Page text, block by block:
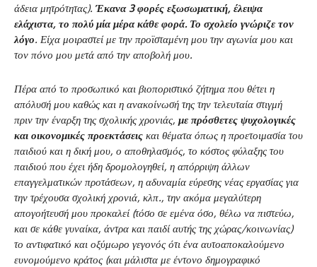
άδεια μητρότητας). Έκανα 3 φορές εξωσωματική, έλειψα
ελάχιστα, το πολύ μία μέρα κάθε φορά. Το σχολείο γνώριζε τον
λόγο. Είχα μοιραστεί με την προϊσταμένη μου την αγωνία μου και
τον πόνο μου μετά από την αποβολή μου.
Πέρα από το προσωπικό και βιοποριστικό ζήτημα που θέτει η
απόλυσή μου καθώς και η ανακοίνωσή της την τελευταία στιγμή
πριν την έναρξη της σχολικής χρονιάς, με πρόσθετες ψυχολογικές
και οικονομικές προεκτάσεις και θέματα όπως η προετοιμασία του
παιδιού και η δική μου, ο αποθηλασμός, το κόστος φύλαξης του
παιδιού που έχει ήδη δρομολογηθεί, η απόρριψη άλλων
επαγγελματικών προτάσεων, η αδυναμία εύρεσης νέας εργασίας για
την τρέχουσα σχολική χρονιά, κλπ., την ακόμα μεγαλύτερη
απογοήτευσή μου προκαλεί (τόσο σε εμένα όσο, θέλω να πιστεύω,
και σε κάθε γυναίκα, άντρα και παιδί αυτής της χώρας/κοινωνίας)
το αντιφατικό και οξύμωρο γεγονός ότι ένα αυτοαποκαλούμενο
ευνομούμενο κράτος (και μάλιστα με έντονο δημογραφικό